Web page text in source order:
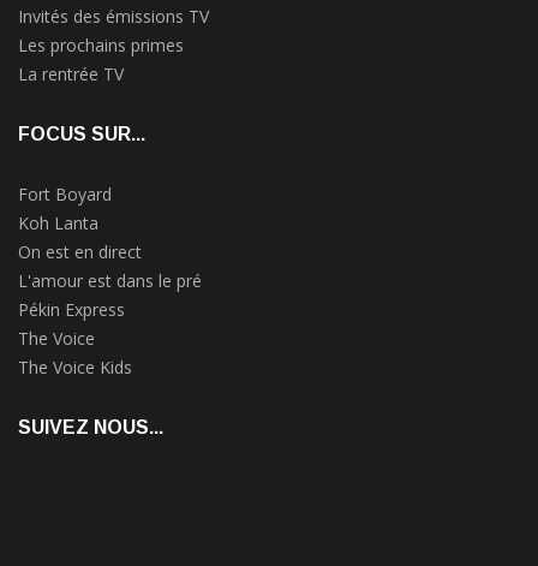
Invités des émissions TV
Les prochains primes
La rentrée TV
FOCUS SUR...
Fort Boyard
Koh Lanta
On est en direct
L'amour est dans le pré
Pékin Express
The Voice
The Voice Kids
SUIVEZ NOUS...